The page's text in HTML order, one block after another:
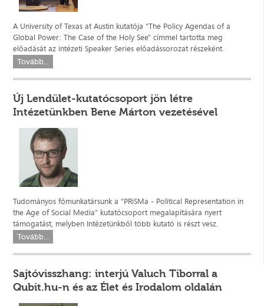
A University of Texas at Austin kutatója "The Policy Agendas of a
Global Power: The Case of the Holy See" címmel tartotta meg
előadását az intézeti Speaker Series előadássorozat részeként.
Tovább...
Új Lendület-kutatócsoport jön létre
Intézetünkben Bene Márton vezetésével
Tudományos főmunkatársunk a "PRiSMa - Political Representation in
the Age of Social Media" kutatócsoport megalapítására nyert
támogatást, melyben Intézetünkből több kutató is részt vesz.
Tovább...
Sajtóvisszhang: interjú Valuch Tiborral a
Qubit.hu-n és az Élet és Irodalom oldalán